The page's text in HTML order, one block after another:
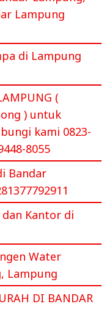
Lampung
di Lampung
(
) untuk
kami 0823-
8055
Bandar
Kantor di
Water
Lampung
DI BANDAR